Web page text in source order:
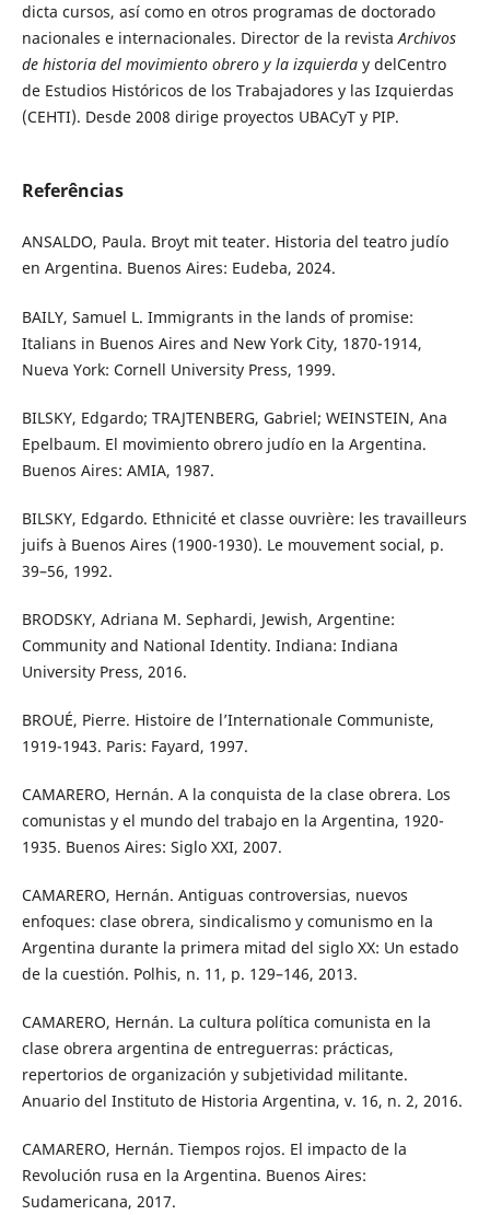
dicta cursos, así como en otros programas de doctorado
nacionales e internacionales. Director de la revistaArchivos
de historia del movimiento obrero y la izquierday delCentro
de Estudios Históricos de los Trabajadores y las Izquierdas
(CEHTI). Desde 2008 dirige proyectos UBACyT y PIP.
Referências
ANSALDO, Paula. Broyt mit teater. Historia del teatro judío
en Argentina. Buenos Aires: Eudeba, 2024.
BAILY, Samuel L. Immigrants in the lands of promise:
Italians in Buenos Aires and New York City, 1870-1914,
Nueva York: Cornell University Press, 1999.
BILSKY, Edgardo; TRAJTENBERG, Gabriel; WEINSTEIN, Ana
Epelbaum. El movimiento obrero judío en la Argentina.
Buenos Aires: AMIA, 1987.
BILSKY, Edgardo. Ethnicité et classe ouvrière: les travailleurs
juifs à Buenos Aires (1900-1930). Le mouvement social, p.
39–56, 1992.
BRODSKY, Adriana M. Sephardi, Jewish, Argentine:
Community and National Identity. Indiana: Indiana
University Press, 2016.
BROUÉ, Pierre. Histoire de l’Internationale Communiste,
1919-1943. Paris: Fayard, 1997.
CAMARERO, Hernán. A la conquista de la clase obrera. Los
comunistas y el mundo del trabajo en la Argentina, 1920-
1935. Buenos Aires: Siglo XXI, 2007.
CAMARERO, Hernán. Antiguas controversias, nuevos
enfoques: clase obrera, sindicalismo y comunismo en la
Argentina durante la primera mitad del siglo XX: Un estado
de la cuestión. Polhis, n. 11, p. 129–146, 2013.
CAMARERO, Hernán. La cultura política comunista en la
clase obrera argentina de entreguerras: prácticas,
repertorios de organización y subjetividad militante.
Anuario del Instituto de Historia Argentina, v. 16, n. 2, 2016.
CAMARERO, Hernán. Tiempos rojos. El impacto de la
Revolución rusa en la Argentina. Buenos Aires:
Sudamericana, 2017.